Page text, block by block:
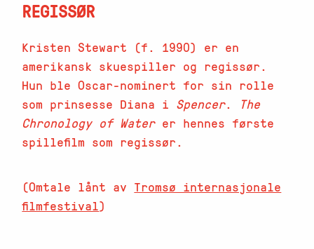
REGISSØR
Kristen Stewart (f. 1990) er en
amerikansk skuespiller og regissør.
Hun ble Oscar-nominert for sin rolle
som prinsesse Diana i Spencer.
The
Chronology of Waterer hennes første
spillefilm som regissør.
(Omtale lånt av Tromsø internasjonale
filmfestival)